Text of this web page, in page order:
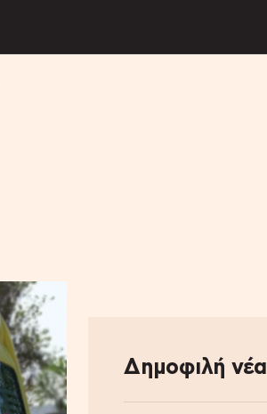
Δημοφιλή νέα